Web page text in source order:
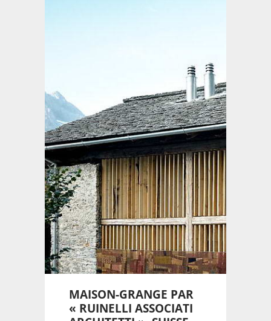
MAISON-GRANGE PAR
« RUINELLI ASSOCIATI